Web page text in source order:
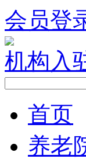
会员登
机构入
首页
养老